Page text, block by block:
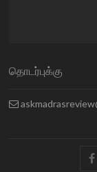
தொடர்புக்கு